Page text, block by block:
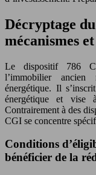
Décryptage
mécanismes
Le dispositif 786
l’immobilier ancien
énergétique. Il
énergétique et vise
Contrairement à des
CGI se concentre
Conditions
bénéficier de la